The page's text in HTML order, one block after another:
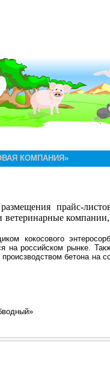
КОМПАНИЯ»
прайс-
ветеринарные
кокосового
на российском рынке.
бетона на